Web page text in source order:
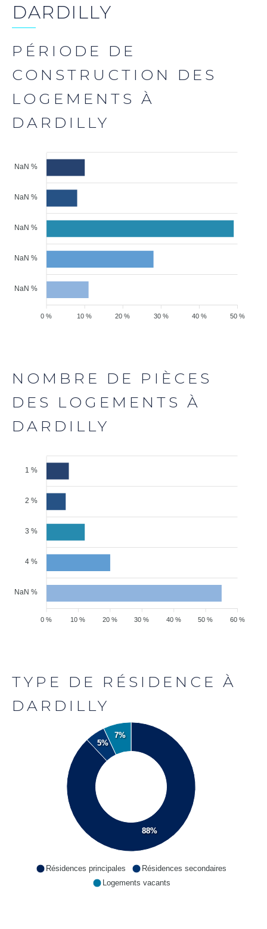
DARDILLY
PÉRIODE DE
CONSTRUCTION DES
LOGEMENTS À
DARDILLY
NaN %
NaN %
NaN %
NaN %
NaN %
50 %
40 %
30 %
20 %
10 %
0 %
NOMBRE DE PIÈCES
DES LOGEMENTS À
DARDILLY
1 %
2 %
3 %
4 %
NaN %
60 %
50 %
40 %
30 %
20 %
10 %
0 %
TYPE DE RÉSIDENCE À
DARDILLY
88%
5%
7%
Résidences principales
Résidences secondaires
Logements vacants